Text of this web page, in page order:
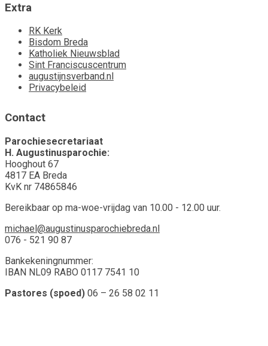
Extra
RK Kerk
Bisdom Breda
Katholiek Nieuwsblad
Sint Franciscuscentrum
augustijnsverband.nl
Privacybeleid
Contact
Parochiesecretariaat
H. Augustinusparochie:
Hooghout 67
4817 EA Breda
KvK nr 74865846
Bereikbaar op ma-woe-vrijdag van 10.00 - 12.00 uur.
michael@augustinusparochiebreda.nl
076 - 521 90 87
Bankekeningnummer:
IBAN NL09 RABO 0117 7541 10
Pastores (spoed) 06 – 26 58 02 11